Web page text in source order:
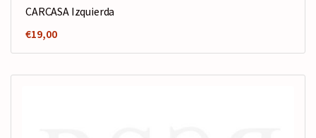
CARCASA Izquierda
€19,00